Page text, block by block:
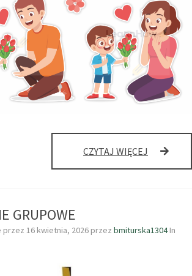
CZYTAJ WIĘCEJ
GRUPOWE
przez 16 kwietnia, 2026 przez bmiturska1304In